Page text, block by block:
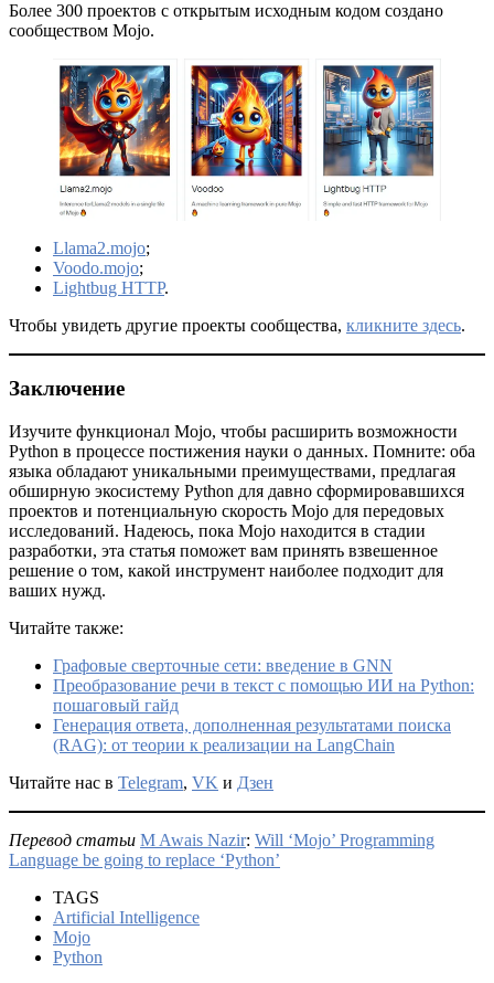
Более 300 проектов с открытым исходным кодом создано
сообществом Mojo.
Llama2.mojo;
Voodo.mojo;
Lightbug HTTP.
Чтобы увидеть другие проекты сообщества, кликните здесь.
Заключение
Изучите функционал Mojo, чтобы расширить возможности
Python в процессе постижения науки о данных. Помните: оба
языка обладают уникальными преимуществами, предлагая
обширную экосистему Python для давно сформировавшихся
проектов и потенциальную скорость Mojo для передовых
исследований. Надеюсь, пока Mojo находится в стадии
разработки, эта статья поможет вам принять взвешенное
решение о том, какой инструмент наиболее подходит для
ваших нужд.
Читайте также:
Графовые сверточные сети: введение в GNN
Преобразование речи в текст с помощью ИИ на Python:
пошаговый гайд
Генерация ответа, дополненная результатами поиска
(RAG): от теории к реализации на LangChain
Читайте нас в Telegram, VK и Дзен
Перевод статьи M Awais Nazir: Will ‘Mojo’ Programming
Language be going to replace ‘Python’
TAGS
Artificial Intelligence
Mojo
Python